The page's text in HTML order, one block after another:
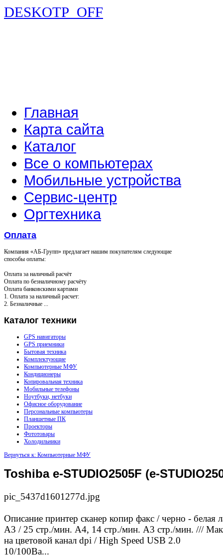
DESKOTP_OFF
Главная
Карта сайта
Каталог
Все о компьютерах
Мобильные устройства
Сервис-центр
Оргтехника
Оплата
Компания «АБ-Групп» предлагает нашим покупателям следующие
способы оплаты:
Оплата за наличный расчёт
Оплата по безналичному расчёту
Оплата банковскими картами
1. Оплата за наличный расчет:
2. Безналичные ...
Каталог техники
GPS навигаторы
GPS приемники
Бытовая техника
Комплектующие
Компьютерные МФУ
Кондиционеры
Копировальная техника
Мобильные телефоны
Ноутбуки, нетбуки
Офисное оборудование
Персональные компьютеры
Планшетные ПК
Проекторы
Фототовары
Холодильники
Вернуться к: Компьютерные МФУ
Toshiba e-STUDIO2505F (e-
pic_5437d1601277d.jpg
Описание принтер сканер копир факс / черно - белая
A3 / 25 стр./мин. A4, 14 стр./мин. А3 стр./мин. ///
на цветовой канал dpi / High Speed USB 2.0
10/100Ba...